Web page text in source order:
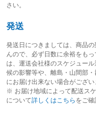
さい。
発送
発送日につきましては、商品
んので、必ず日数に余裕をも
は、運送会社様のスケジュー
候の影響等や、離島・山間部
にお届け出来ない場合がござい
※ お届け地域によって配送ス
について詳しくはこちら をご確